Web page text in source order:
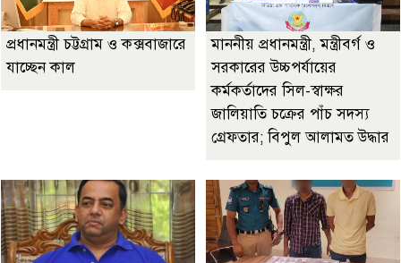
প্রধানমন্ত্রী চট্টগ্রাম ও কক্সবাজারে
যাচ্ছেন কাল
মাননীয় প্রধানমন্ত্রী, মন্ত্রীবর্গ ও
সরকারের উচ্চপর্যায়ের
কর্মকর্তাদের সিল-স্বাক্ষর
জালিয়াতি চক্রের পাঁচ সদস্য
গ্রেফতার; বিপুল আলামত উদ্ধার